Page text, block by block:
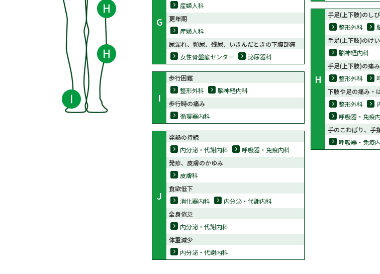
G
産婦人科
更年期
産婦人科
尿漏れ、頻尿、残尿、いきんだときの下腹部痛
女性骨盤底センター
泌尿器科
H
手足(上下肢)のし
整形外科
手足(上下肢)のけ
脳神経内科
手足(上下肢)の痛
整形外科
下肢や足の痛み・
整形外科
呼吸器・免疫
手のこわばり、手
呼吸器・免疫
I
歩行困難
整形外科
脳神経内科
歩行時の痛み
循環器内科
J
発熱の持続
内分泌・代謝内科
呼吸器・免疫内科
発疹、皮膚のかゆみ
皮膚科
食欲低下
消化器内科
内分泌・代謝内科
全身倦怠
内分泌・代謝内科
体重減少
内分泌・代謝内科